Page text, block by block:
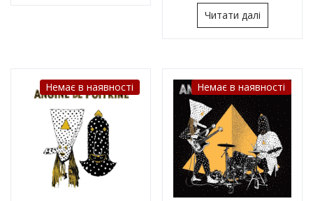
Читати далі
Немає в наявності Немає в наявності